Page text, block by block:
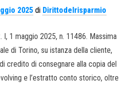
2025 di Dirittodelrisparmio
I, 1 maggio 2025, n. 11486. Massima
di Torino, su istanza della cliente,
credito di consegnare alla copia del
e l’estratto conto storico, oltre